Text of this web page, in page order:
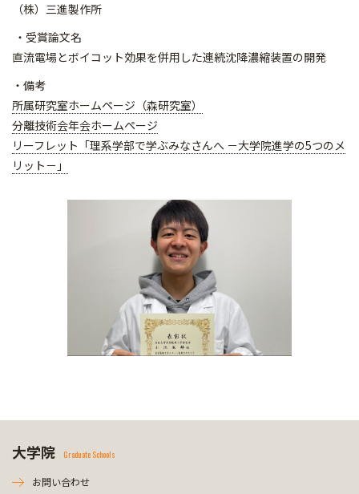
（株）三進製作所
・受賞論文名
直流電場とボイコット効果を併用した連続沈降濃縮装置の開発
・備考
所属研究室ホームページ（森研究室）
分離技術会年会ホームページ
リーフレット「理系学部で学ぶみなさんへ －大学院進学の5つのメ
リット－」
大学院 Graduate Schools
お問い合わせ